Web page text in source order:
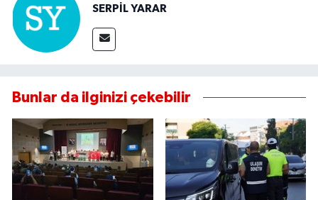
SERPİL YARAR
Bunlar da ilginizi çekebilir